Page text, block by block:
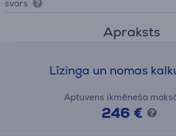
svars
Apraksts
Līzinga un nomas
Aptuvens ikmēneša
246 €